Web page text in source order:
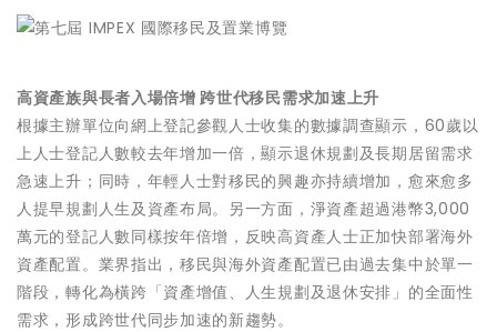
高資產族與長者入場倍增 跨世代移民需求加速上升
根據主辦單位向網上登記參觀人士收集的數據調查顯示，60歲以
上人士登記人數較去年增加一倍，顯示退休規劃及長期居留需求
急速上升；同時，年輕人士對移民的興趣亦持續增加，愈來愈多
人提早規劃人生及資產布局。另一方面，淨資產超過港幣3,000
萬元的登記人數同樣按年倍增，反映高資產人士正加快部署海外
資產配置。業界指出，移民與海外資產配置已由過去集中於單一
階段，轉化為橫跨「資產增值、人生規劃及退休安排」的全面性
需求，形成跨世代同步加速的新趨勢。